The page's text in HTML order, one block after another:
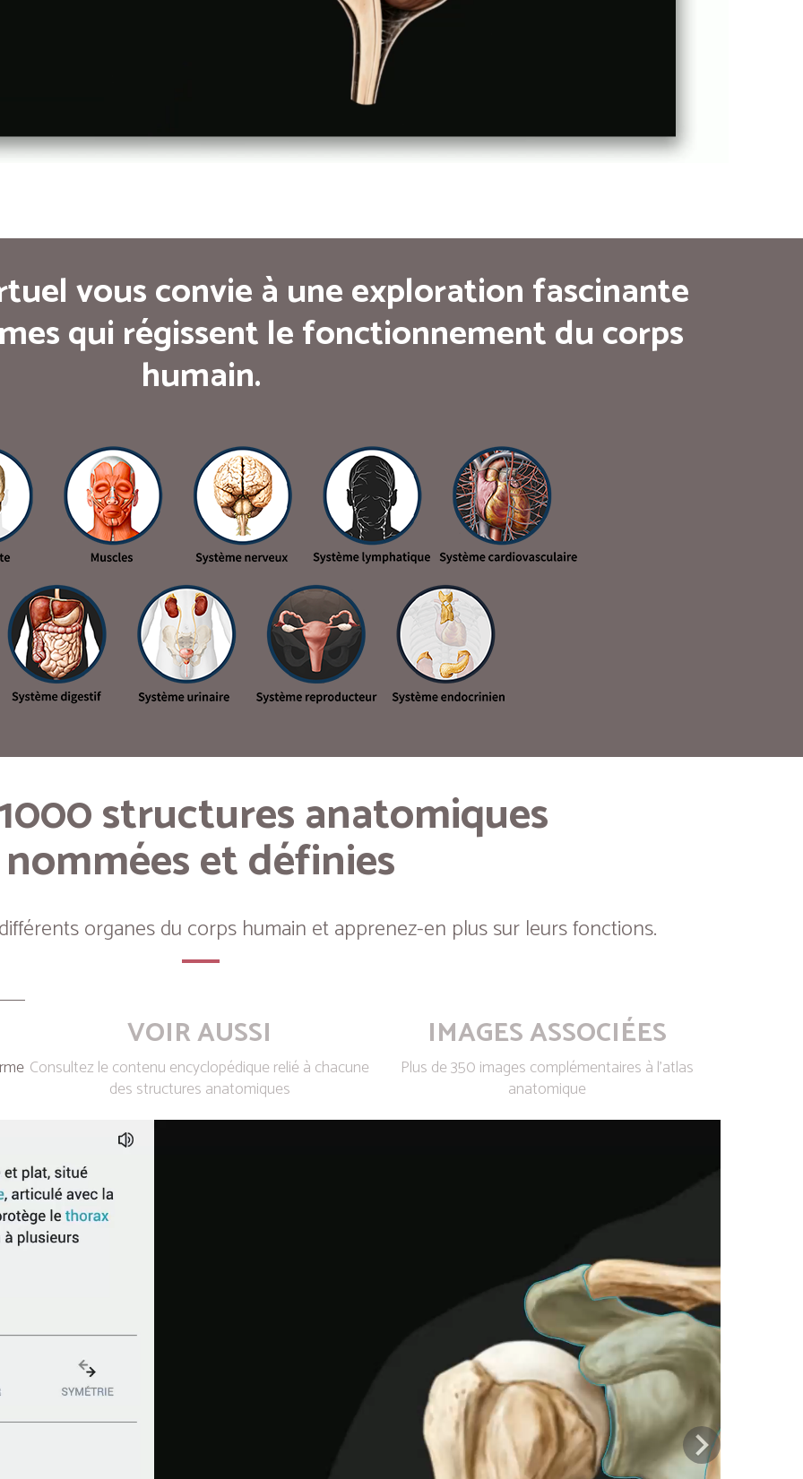
vous convie à une exploration fascinante
qui régissent le fonctionnement du corps
humain.
structures anatomiques
nommées et définies
organes du corps humain et apprenez-en plus sur leurs fonctions.
VOIR AUSSI
Consultez le contenu encyclopédique relié à chacune
des structures anatomiques
IMAGES ASSOCIÉES
Plus de 350 images complémentaires à l’atlas
anatomique